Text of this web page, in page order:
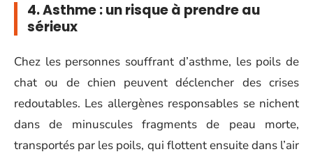
4. Asthme : un risque à prendre au
sérieux
Chez les personnes souffrant d’asthme, les poils de
chat ou de chien peuvent déclencher des crises
redoutables. Les allergènes responsables se nichent
dans de minuscules fragments de peau morte,
transportés par les poils, qui flottent ensuite dans l’air